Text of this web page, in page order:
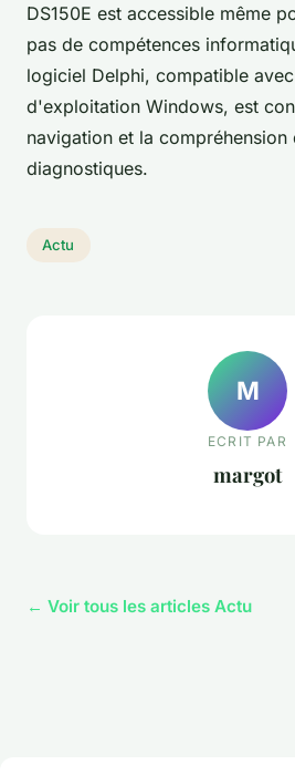
DS150E est accessible même
pas de compétences
logiciel Delphi, compatible
d'exploitation Windows, est
navigation et la compréhension
diagnostiques.
Actu
M
ECRIT PAR
margot
← Voir tous les articles Actu